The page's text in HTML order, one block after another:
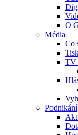
O
Média
Co
TV
Podnikání